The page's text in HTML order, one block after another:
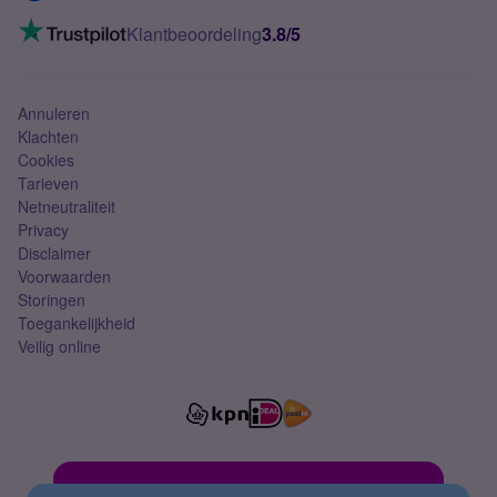
Mobiel internet
Mobiel abonnement
VoLTE 4G bellenKlantbeoordeling3.8/5
Annuleren
Klachten
Cookies
Tarieven
Netneutraliteit
Privacy
Disclaimer
Voorwaarden
Storingen
Toegankelijkheid
Veilig online